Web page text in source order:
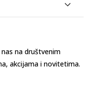
na društvenim
akcijama i novitetima.